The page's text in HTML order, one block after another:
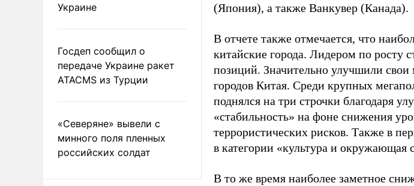
Украине
Госдеп сообщил о
передаче Украине ракет
ATACMS из Турции
«Северяне» вывели с
минного поля пленных
российских солдат
(Япония), а также Ванкувер (Канада).
В отчете также отмечается, что
китайские города. Лидером по росту
позиций. Значительно улучшили
городов Китая. Среди крупных
поднялся на три строчки благодаря
«стабильность» на фоне снижения
террористических рисков. Также в
в категории «культура и окружающая
В то же время наиболее заметное